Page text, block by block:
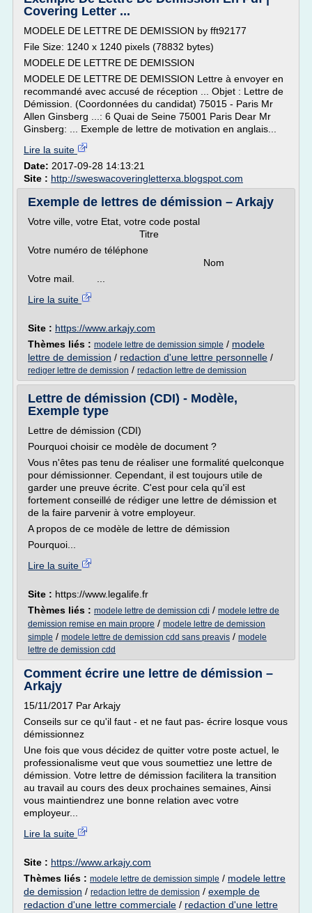
Covering Letter ...
MODELE DE LETTRE DE DEMISSION by fft92177
File Size: 1240 x 1240 pixels (78832 bytes)
MODELE DE LETTRE DE DEMISSION
MODELE DE LETTRE DE DEMISSION Lettre à envoyer en
recommandé avec accusé de réception ... Objet : Lettre de
Démission. (Coordonnées du candidat) 75015 - Paris Mr
Allen Ginsberg ...: 6 Quai de Seine 75001 Paris Dear Mr
Ginsberg: ... Exemple de lettre de motivation en anglais...
Lire la suite
Date: 2017-09-28 14:13:21
Site : http://sweswacoveringletterxa.blogspot.com
Exemple de lettres de démission – Arkajy
Votre ville, votre Etat, votre code postal
Titre
Votre numéro de téléphone
Nom
Votre mail. ...
Lire la suite
Site : https://www.arkajy.com
Thèmes liés : modele lettre de demission simple / modele
lettre de demission / redaction d'une lettre personnelle /
rediger lettre de demission / redaction lettre de demission
Lettre de démission (CDI) - Modèle,
Exemple type
Lettre de démission (CDI)
Pourquoi choisir ce modèle de document ?
Vous n'êtes pas tenu de réaliser une formalité quelconque
pour démissionner. Cependant, il est toujours utile de
garder une preuve écrite. C'est pour cela qu'il est
fortement conseillé de rédiger une lettre de démission et
de la faire parvenir à votre employeur.
A propos de ce modèle de lettre de démission
Pourquoi...
Lire la suite
Site : https://www.legalife.fr
Thèmes liés : modele lettre de demission cdi / modele lettre de
demission remise en main propre / modele lettre de demission
simple / modele lettre de demission cdd sans preavis / modele
lettre de demission cdd
Comment écrire une lettre de démission –
Arkajy
15/11/2017 Par Arkajy
Conseils sur ce qu'il faut - et ne faut pas- écrire losque vous
démissionnez
Une fois que vous décidez de quitter votre poste actuel, le
professionalisme veut que vous soumettiez une lettre de
démission. Votre lettre de démission facilitera la transition
au travail au cours des deux prochaines semaines, Ainsi
vous maintiendrez une bonne relation avec votre
employeur...
Lire la suite
Site : https://www.arkajy.com
Thèmes liés : modele lettre de demission simple / modele lettre
de demission / redaction lettre de demission / exemple de
redaction d'une lettre commerciale / redaction d'une lettre